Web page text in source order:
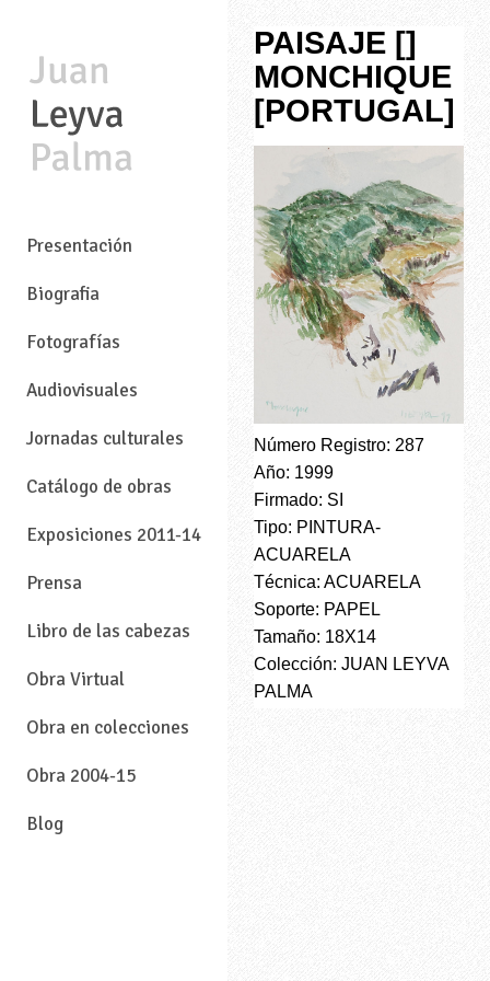
Presentación
Biografia
Fotografías
Audiovisuales
Jornadas culturales
Catálogo de obras
Exposiciones 2011-14
Prensa
Libro de las cabezas
Obra Virtual
Obra en colecciones
Obra 2004-15
Blog
PAISAJE []
MONCHIQUE
[PORTUGAL]
Número Registro: 287
Año: 1999
Firmado: SI
Tipo: PINTURA-
ACUARELA
Técnica: ACUARELA
Soporte: PAPEL
Tamaño: 18X14
Colección: JUAN LEYVA
PALMA